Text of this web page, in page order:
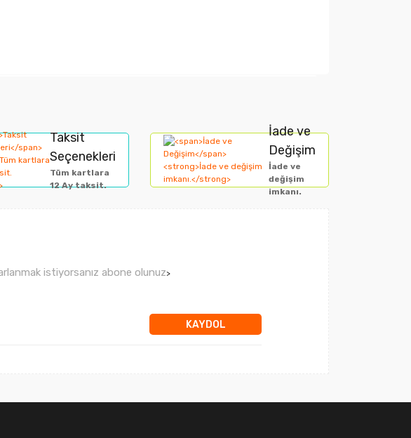
Taksit
Seçenekleri
Tüm kartlara
12 Ay taksit.
İade ve
Değişim
İade ve
değişim
imkanı.
istiyorsanız abone olunuz>
KAYDOL